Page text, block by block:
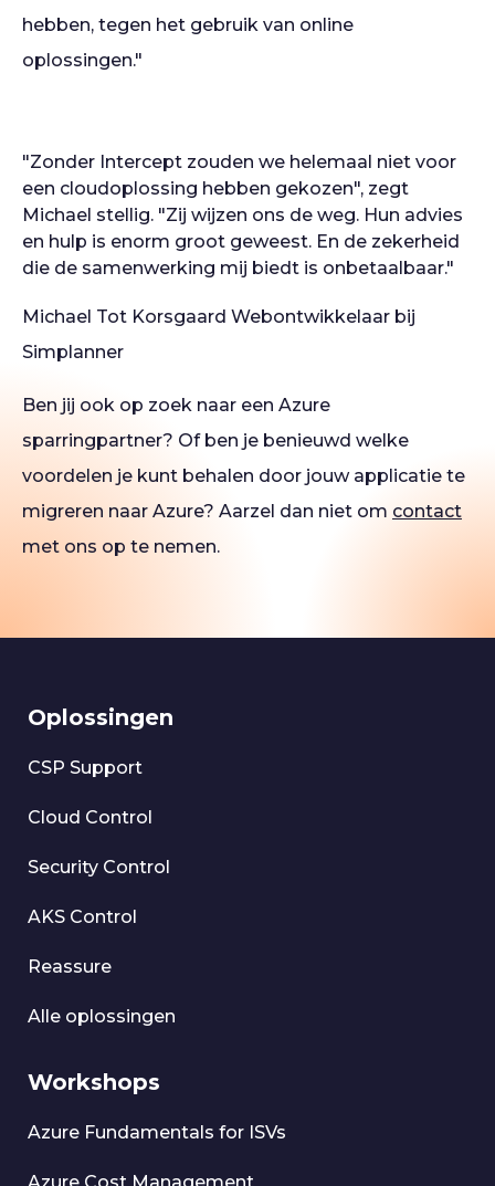
hebben, tegen het gebruik van online
oplossingen."
"Zonder Intercept zouden we helemaal niet voor
een cloudoplossing hebben gekozen", zegt
Michael stellig. "Zij wijzen ons de weg. Hun advies
en hulp is enorm groot geweest. En de zekerheid
die de samenwerking mij biedt is onbetaalbaar."
Michael Tot Korsgaard Webontwikkelaar bij
Simplanner
Ben jij ook op zoek naar een Azure
sparringpartner? Of ben je benieuwd welke
voordelen je kunt behalen door jouw applicatie te
migreren naar Azure? Aarzel dan niet om contact
met ons op te nemen.
Oplossingen
CSP Support
Cloud Control
Security Control
AKS Control
Reassure
Alle oplossingen
Workshops
Azure Fundamentals for ISVs